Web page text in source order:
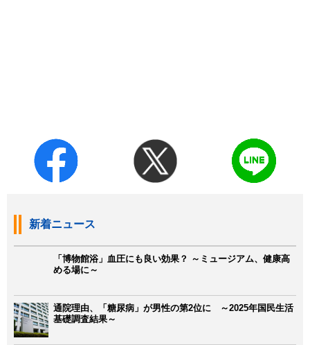
新着ニュース
「博物館浴」血圧にも良い効果？ ～ミュージアム、健康高
める場に～
通院理由、「糖尿病」が男性の第2位に ～2025年国民生活
基礎調査結果～